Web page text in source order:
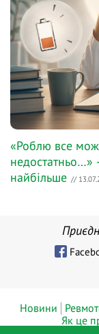
«Роблю все
недостатньо…»
найбільше //
Новини
Як це